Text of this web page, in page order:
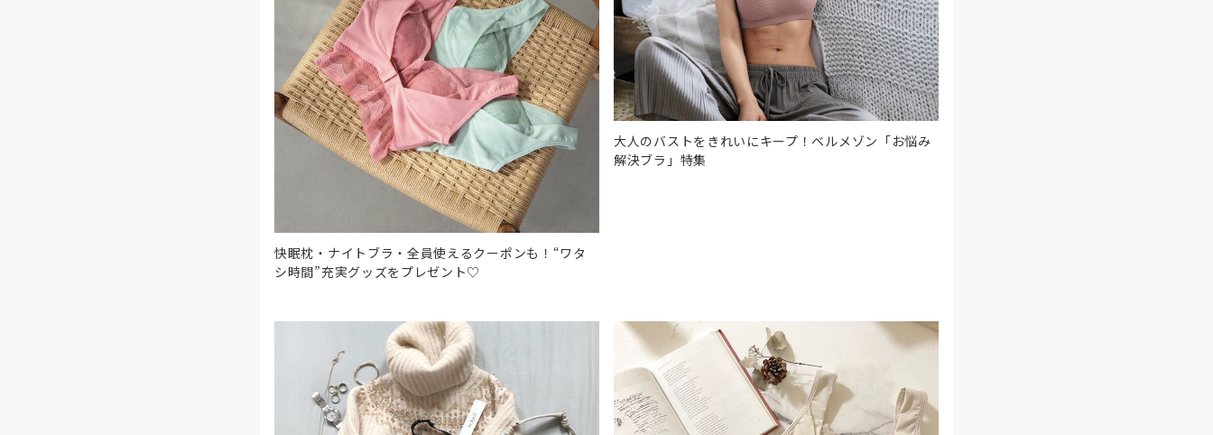
快眠枕・ナイトブラ・全員使えるクーポンも！“ワタ
シ時間”充実グッズをプレゼント♡
大人のバストをきれいにキープ！ベルメゾン「お悩み
解決ブラ」特集